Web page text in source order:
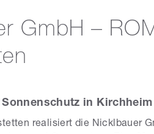
GmbH –
in
realisiert die Nicklbauer